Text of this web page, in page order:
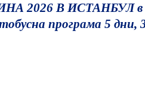
2026 В ИСТАНБУЛ в
програма 5 дни,